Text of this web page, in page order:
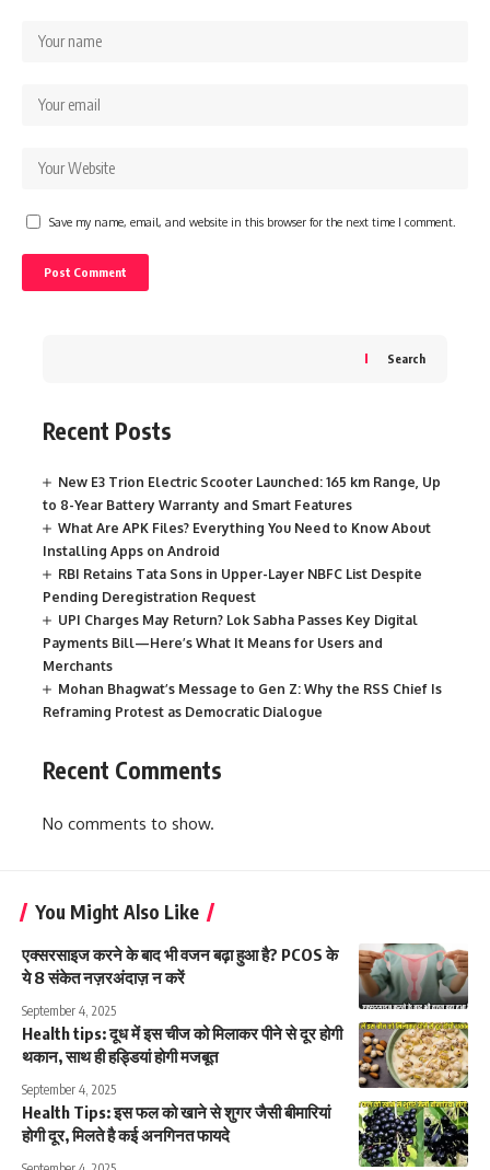
Save my name, email, and website in this browser for the next time I comment.
Search
Recent Posts
New E3 Trion Electric Scooter Launched: 165 km Range, Up
to 8-Year Battery Warranty and Smart Features
What Are APK Files? Everything You Need to Know About
Installing Apps on Android
RBI Retains Tata Sons in Upper-Layer NBFC List Despite
Pending Deregistration Request
UPI Charges May Return? Lok Sabha Passes Key Digital
Payments Bill—Here’s What It Means for Users and
Merchants
Mohan Bhagwat’s Message to Gen Z: Why the RSS Chief Is
Reframing Protest as Democratic Dialogue
Recent Comments
No comments to show.
You Might Also Like
एक्सरसाइज करने के बाद भी वजन बढ़ा हुआ है? PCOS के
ये 8 संकेत नज़रअंदाज़ न करें
September 4, 2025
Health tips: दूध में इस चीज को मिलाकर पीने से दूर होगी
थकान, साथ ही हड्डियां होगी मजबूत
September 4, 2025
Health Tips: इस फल को खाने से शुगर जैसी बीमारियां
होगी दूर, मिलते है कई अनगिनत फायदे